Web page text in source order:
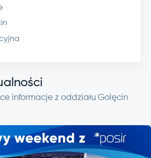
informacje z oddziału Golęcin